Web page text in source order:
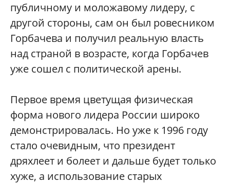
публичному и моложавому лидеру, с
другой стороны, сам он был ровесником
Горбачева и получил реальную власть
над страной в возрасте, когда Горбачев
уже сошел с политической арены.
Первое время цветущая физическая
форма нового лидера России широко
демонстрировалась. Но уже к 1996 году
стало очевидным, что президент
дряхлеет и болеет и дальше будет только
хуже, а использование старых